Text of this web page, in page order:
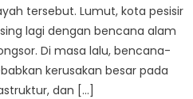
tersebut. Lumut, kota pesisir
lagi dengan bencana alam
Di masa lalu, bencana-
kerusakan besar pada
dan […]